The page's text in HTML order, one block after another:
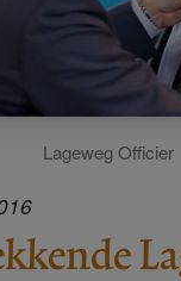
Lageweg Officier